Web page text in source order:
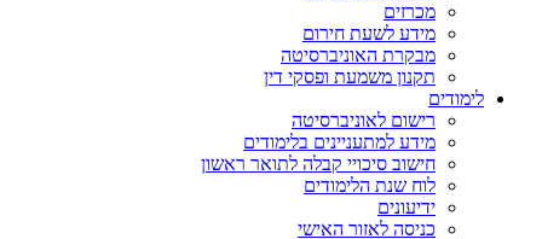
מכרזים
מידע לשעת חירום
מבקרת האוניברסיטה
תקנון משמעת ופסקי דין
לימודים
רישום לאוניברסיטה
מידע למתעניינים בלימודים
חישוב סיכויי קבלה לתואר ראשון
לוח שנת הלימודים
ידיעונים
כניסה לאזור האישי